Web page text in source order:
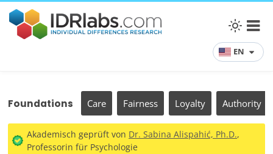
EN
Foundations Care Fairness Loyalty Authority
Akademisch geprüft von Dr. Sabina Alispahić, Ph.D.,
Professorin für Psychologie